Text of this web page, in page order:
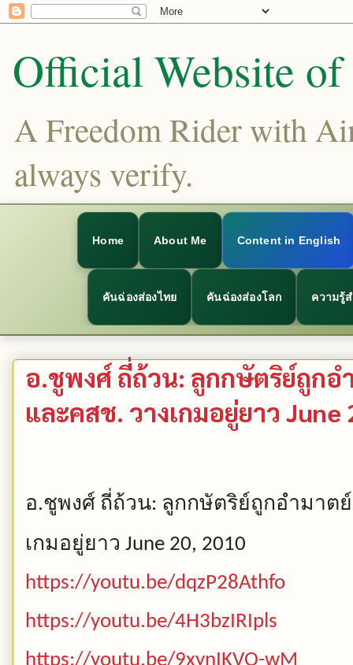
Official Website
A Freedom Rider with
always verify.
Home About Me Content in English
คันฉ่องส่องไทย คันฉ่องส่องโลก ความรู้
อ.ชูพงศ์ ถี่ถ้วน: ลูกกษัตริย์ถูกอ
และคสช. วางเกมอยู่ยาว June
อ.ชูพงศ์ ถี่ถ้วน: ลูกกษัตริย์ถูกอำมาต
เกมอยู่ยาว June 20, 2010
https://youtu.be/dqzP28Athfo
https://youtu.be/4H3bzIRIpls
https://youtu.be/9xynIKVO-wM